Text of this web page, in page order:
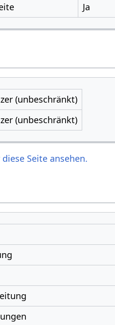
Ja
(unbeschränkt)
(unbeschränkt)
Seite ansehen.